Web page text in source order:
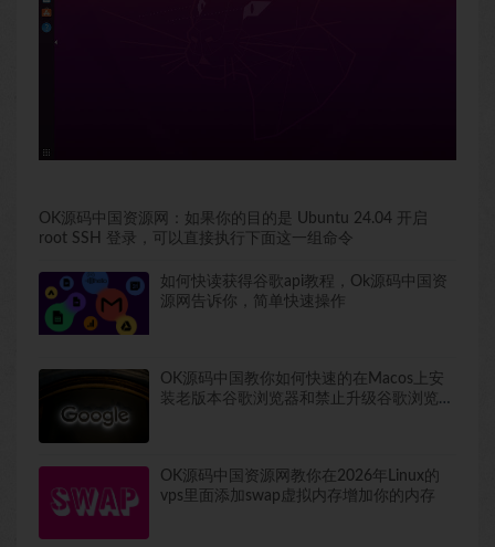
OK源码中国资源网：如果你的目的是 Ubuntu 24.04 开启
root SSH 登录，可以直接执行下面这一组命令
如何快读获得谷歌api教程，Ok源码中国资
源网告诉你，简单快速操作
OK源码中国教你如何快速的在Macos上安
装老版本谷歌浏览器和禁止升级谷歌浏览器
OK源码中国资源网教你在2026年Linux的
vps里面添加swap虚拟内存增加你的内存